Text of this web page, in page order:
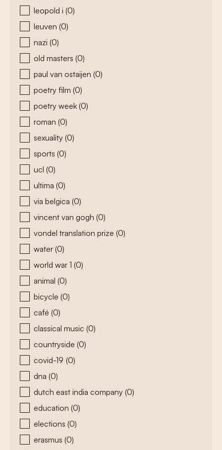
leopold i (0)
leuven (0)
nazi (0)
old masters (0)
paul van ostaijen (0)
poetry film (0)
poetry week (0)
roman (0)
sexuality (0)
sports (0)
ucl (0)
ultima (0)
via belgica (0)
vincent van gogh (0)
vondel translation prize (0)
water (0)
world war 1 (0)
animal (0)
bicycle (0)
café (0)
classical music (0)
countryside (0)
covid-19 (0)
dna (0)
dutch east india company (0)
education (0)
elections (0)
erasmus (0)